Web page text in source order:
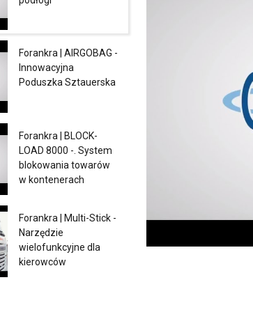
Forankra | AIRGOBAG -
Innowacyjna
Poduszka Sztauerska
Forankra | BLOCK-
LOAD 8000 -. System
blokowania towarów
w kontenerach
Forankra | Multi-Stick -
Narzędzie
wielofunkcyjne dla
kierowców
POKAŻ SZCZEGÓŁY